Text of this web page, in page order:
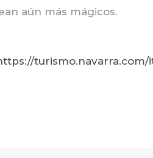
aún más mágicos.